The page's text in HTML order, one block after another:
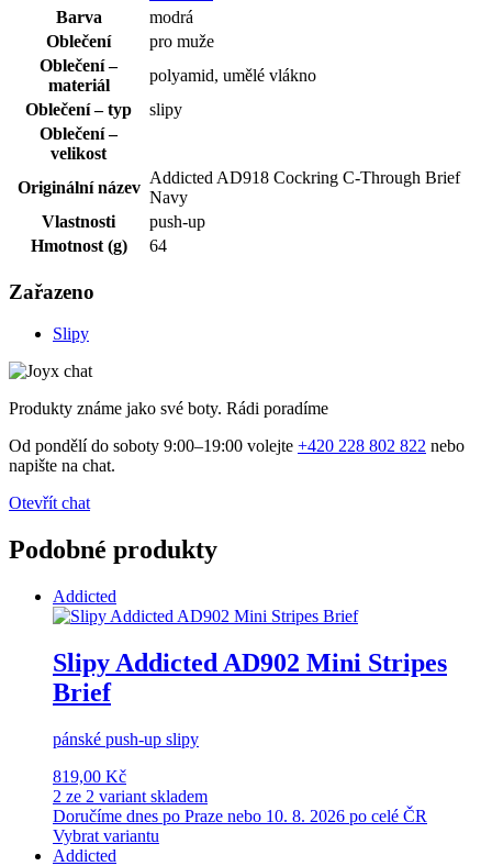
Barva
modrá
Oblečení
pro muže
Oblečení –
materiál
polyamid, umělé vlákno
Oblečení – typ
slipy
Oblečení –
velikost
Originální název
Addicted AD918 Cockring C-Through Brief
Navy
Vlastnosti
push-up
Hmotnost (g)
64
Zařazeno
Slipy
Produkty známe jako své boty. Rádi poradíme
Od pondělí do soboty 9:00–19:00 volejte +420 228 802 822 nebo
napište na chat.
Otevřít chat
Podobné produkty
Addicted
Slipy Addicted AD902 Mini Stripes
Brief
pánské push-up slipy
819,00 Kč
2 ze 2 variant skladem
Doručíme dnes po Praze nebo 10. 8. 2026 po celé ČR
Vybrat variantu
Addicted